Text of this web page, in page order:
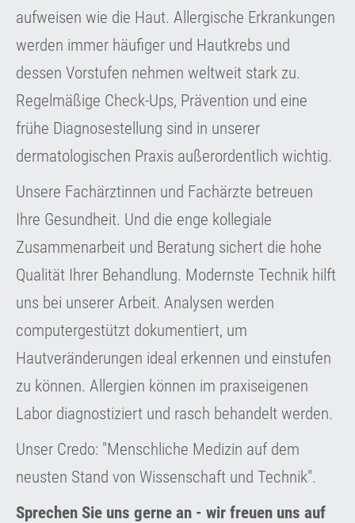
aufweisen wie die Haut. Allergische Erkrankungen
werden immer häufiger und Hautkrebs und
dessen Vorstufen nehmen weltweit stark zu.
Regelmäßige Check-Ups, Prävention und eine
frühe Diagnosestellung sind in unserer
dermatologischen Praxis außerordentlich wichtig.
Unsere Fachärztinnen und Fachärzte betreuen
Ihre Gesundheit. Und die enge kollegiale
Zusammenarbeit und Beratung sichert die hohe
Qualität Ihrer Behandlung. Modernste Technik hilft
uns bei unserer Arbeit. Analysen werden
computergestützt dokumentiert, um
Hautveränderungen ideal erkennen und einstufen
zu können. Allergien können im praxiseigenen
Labor diagnostiziert und rasch behandelt werden.
Unser Credo: "Menschliche Medizin auf dem
neusten Stand von Wissenschaft und Technik".
Sprechen Sie uns gerne an - wir freuen uns auf